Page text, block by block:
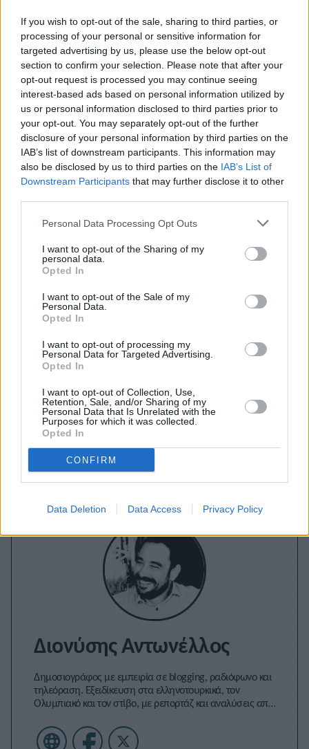
If you wish to opt-out of the sale, sharing to third parties, or
processing of your personal or sensitive information for
targeted advertising by us, please use the below opt-out
section to confirm your selection. Please note that after your
opt-out request is processed you may continue seeing
interest-based ads based on personal information utilized by
us or personal information disclosed to third parties prior to
your opt-out. You may separately opt-out of the further
disclosure of your personal information by third parties on the
IAB’s list of downstream participants. This information may
also be disclosed by us to third parties on the IAB’s List of
Downstream Participants that may further disclose it to other
Personal Data Processing Opt Outs
I want to opt-out of the Sharing of my
personal data.
Opted In
I want to opt-out of the Sale of my
Personal Data.
Opted In
I want to opt-out of processing my
Personal Data for Targeted Advertising.
Opted In
I want to opt-out of Collection, Use,
Retention, Sale, and/or Sharing of my
Personal Data that Is Unrelated with the
Purposes for which it was collected.
Opted In
CONFIRM
Data Deletion Data Access Privacy Policy
A- A±
Ωραίο στιγμιότυπο. Και ειδικά αν αναλογιστεί κανείς
πως πρόκειται για νέα παιδιά.
Διαβάστε επίσης:
Ο ρεβιζιονισμός –ή η καινοτομία- στο στίβο!
Παγκόσμιο Κ20: Δεύτερη στον κόσμο η Αρετή Δέσποινα
Φιλιππίδου με 54.48!
Εγγραφείτε στο Stivostime των
Διονύσης Αντωνέλλος
Δημοσιογράφος με εμπειρία σε blogging, ραδιόφωνο και
τηλεόραση. Εξειδίκευση στα ελληνοτουρκικά, τον
Ολυμπιακό και τον στίβο, με ρεπορτάζ και αναλύσεις από